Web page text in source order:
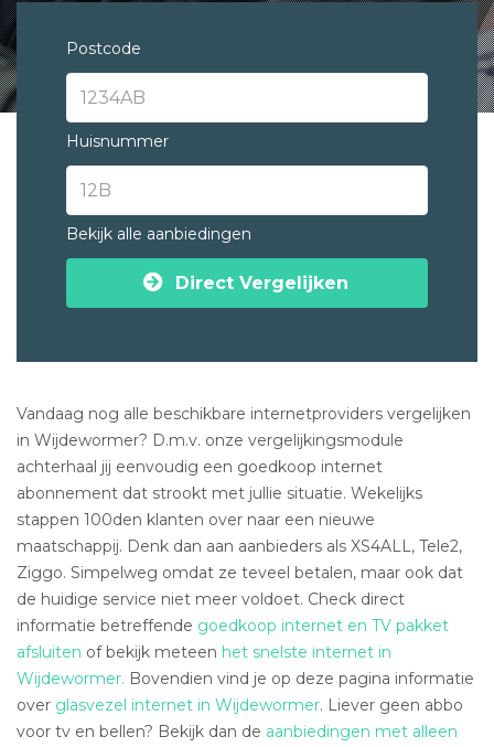
Postcode
Huisnummer
Bekijk alle aanbiedingen
Direct Vergelijken
Vandaag nog alle beschikbare internetproviders vergelijken
in Wijdewormer? D.m.v. onze vergelijkingsmodule
achterhaal jij eenvoudig een goedkoop internet
abonnement dat strookt met jullie situatie. Wekelijks
stappen 100den klanten over naar een nieuwe
maatschappij. Denk dan aan aanbieders als XS4ALL, Tele2,
Ziggo. Simpelweg omdat ze teveel betalen, maar ook dat
de huidige service niet meer voldoet. Check direct
informatie betreffende goedkoop internet en TV pakket
afsluiten of bekijk meteen het snelste internet in
Wijdewormer. Bovendien vind je op deze pagina informatie
over glasvezel internet in Wijdewormer. Liever geen abbo
voor tv en bellen? Bekijk dan de aanbiedingen met alleen